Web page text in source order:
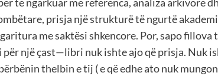
prisja një strukturë të ngurtë
me saktësi shkencore. Por, sapo fillova
një çast—libri nuk ishte ajo që prisja. Nuk
thelbin e tij ( e që edhe ato nuk